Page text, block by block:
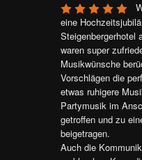
eine
Steigenbergerhotel
waren super
Musikwünsche
Vorschlägen die
etwas ruhigere
Partymusik im
getroffen und zu
beigetragen.
Auch die